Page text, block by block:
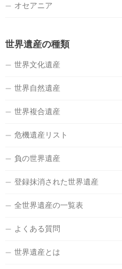
オセアニア
世界遺産の種類
世界文化遺産
世界自然遺産
世界複合遺産
危機遺産リスト
負の世界遺産
登録抹消された世界遺産
全世界遺産の一覧表
よくある質問
世界遺産とは